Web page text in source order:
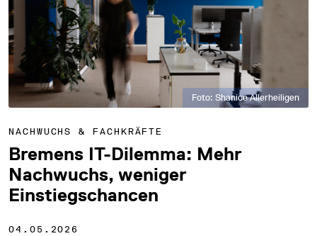
Foto: Shanice Allerheiligen
NACHWUCHS & FACHKRÄFTE
Bremens IT-Dilemma: Mehr
Nachwuchs, weniger
Einstiegschancen
04.05.2026